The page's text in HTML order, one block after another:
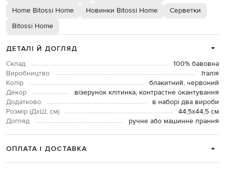
Home Bitossi Home
Новинки Bitossi Home
Серветки
Bitossi Home
ДЕТАЛІ Й ДОГЛЯД
Склад
100% бавовна
Виробництво
Італія
Колір
блакитний, червоний
Декор
візерунок клітинка, контрастне окантування
Додатково
в наборі два вироби
Розмір (ДхШ, см)
44,5х44,5 см
Догляд
ручне або машинне прання
ОПЛАТА І ДОСТАВКА